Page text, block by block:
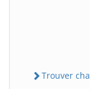
Trouver